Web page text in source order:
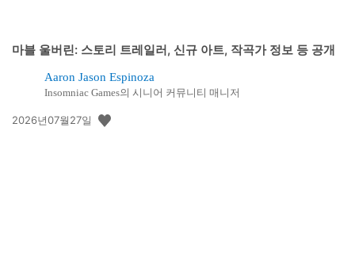
마블 울버린: 스토리 트레일러, 신규 아트, 작곡가 정보 등 공개
Aaron Jason Espinoza
Insomniac Games의 시니어 커뮤니티 매니저
공
2026년07월27일